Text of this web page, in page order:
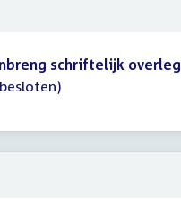
schriftelijk overleg